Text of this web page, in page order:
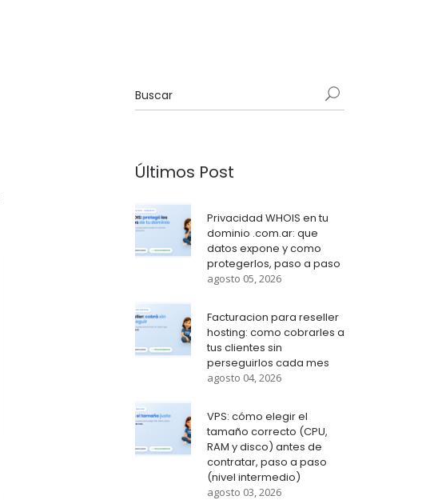
Últimos Post
Privacidad WHOIS en tu
dominio .com.ar: que
datos expone y como
protegerlos, paso a paso
agosto 05, 2026
Facturacion para reseller
hosting: como cobrarles a
tus clientes sin
perseguirlos cada mes
agosto 04, 2026
VPS: cómo elegir el
tamaño correcto (CPU,
RAM y disco) antes de
contratar, paso a paso
(nivel intermedio)
agosto 03, 2026